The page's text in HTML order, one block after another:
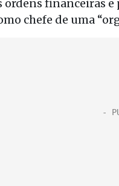
financeiras
chefe de uma